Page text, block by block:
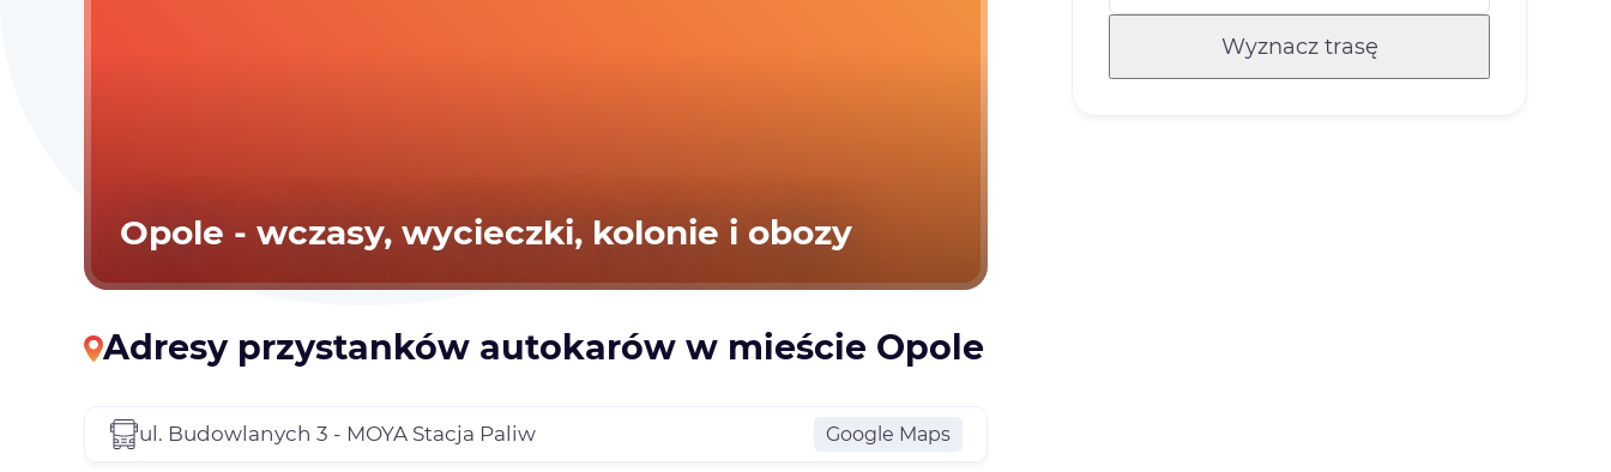
Opole - wczasy, wycieczki, kolonie i obozy
Adresy przystanków autokarów w mieście Opole
ul. Budowlanych 3 - MOYA Stacja Paliw Google Maps
Wyznacz trasę